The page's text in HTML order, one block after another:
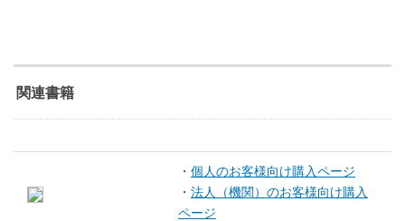
関連書籍
・ 個人のお客様向け購入ページ
・ 法人（機関）のお客様向け購入
ページ